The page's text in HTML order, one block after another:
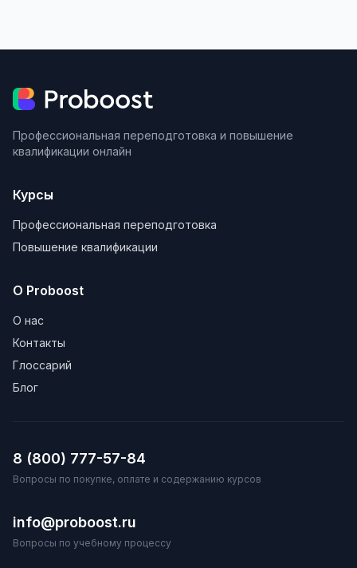
Профессиональная переподготовка и повышение
квалификации онлайн
Курсы
Профессиональная переподготовка
Повышение квалификации
О Proboost
О нас
Контакты
Глоссарий
Блог
8 (800) 777-57-84
Вопросы по покупке, оплате и содержанию курсов
info@proboost.ru
Вопросы по учебному процессу